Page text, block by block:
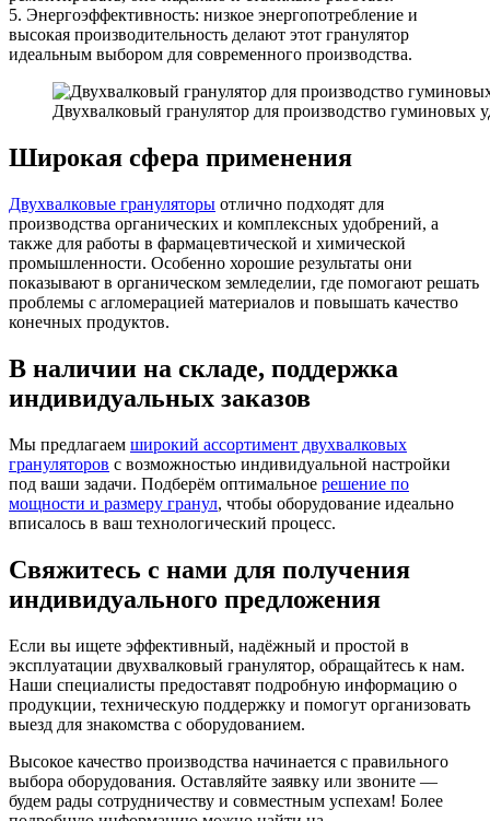
5. Энергоэффективность: низкое энергопотребление и
высокая производительность делают этот гранулятор
идеальным выбором для современного производства.
Двухвалковый гранулятор для производство гуминовых
Широкая сфера применения
Двухвалковые грануляторы отлично подходят для
производства органических и комплексных удобрений, а
также для работы в фармацевтической и химической
промышленности. Особенно хорошие результаты они
показывают в органическом земледелии, где помогают решать
проблемы с агломерацией материалов и повышать качество
конечных продуктов.
В наличии на складе, поддержка
индивидуальных заказов
Мы предлагаем широкий ассортимент двухвалковых
грануляторов с возможностью индивидуальной настройки
под ваши задачи. Подберём оптимальное решение по
мощности и размеру гранул, чтобы оборудование идеально
вписалось в ваш технологический процесс.
Свяжитесь с нами для получения
индивидуального предложения
Если вы ищете эффективный, надёжный и простой в
эксплуатации двухвалковый гранулятор, обращайтесь к нам.
Наши специалисты предоставят подробную информацию о
продукции, техническую поддержку и помогут организовать
выезд для знакомства с оборудованием.
Высокое качество производства начинается с правильного
выбора оборудования. Оставляйте заявку или звоните —
будем рады сотрудничеству и совместным успехам! Более